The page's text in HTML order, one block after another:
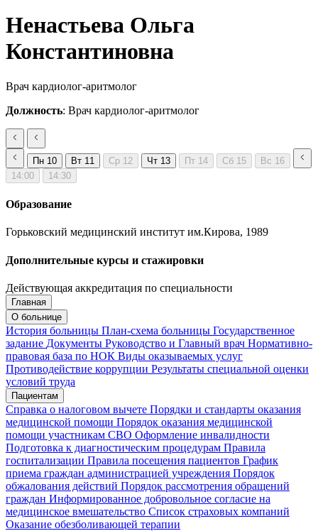
Ненастьева Ольга
Константиновна
Врач кардиолог-аритмолог
Должность: Врач кардиолог-аритмолог
Пн 10 Вт 11 Ср 12 Чт 13 Пт 14 Сб 15 Вс 16
14:00
14:30
Образование
Горьковский медицинский институт им.Кирова, 1989
Дополнительные курсы и стажировки
Действующая аккредитация по специальности
Запись на приём
Подтвердить запись Отмена
Запись подтверждена
Мои записи
Главная
О больнице
История больницы План-схема больницы Государственное
задание Документы Руководство и Главный врач Нормативно-
правовая база по НОК Виды оказываемых услуг
Противодействие коррупции Результаты специальной оценки
условий труда
Пациентам
Справка о налоговом вычете Порядки и стандарты оказания
медицинской помощи Порядок оказания медицинской
помощи участникам СВО Оформление инвалидности
Подготовка к диагностическим процедурам Правила
госпитализации Правила посещения пациентов График
приема граждан администрацией учреждения Порядок
обжалования действий Порядок рассмотрения обращений
граждан Информированное добровольное согласие на
медицинское вмешательство Список страховых компаний
Оказание обезболивающей терапии